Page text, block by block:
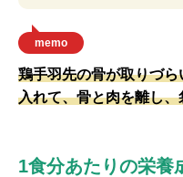
memo
鶏手羽先の骨が取りづ
入れて、骨と肉を離し
1食分あたりの栄養